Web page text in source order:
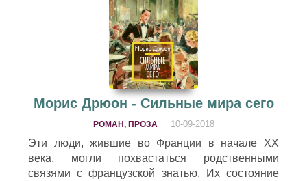
Морис Дрюон - Сильные мира сего
РОМАН, ПРОЗА 10-09-2018
Эти люди, жившие во Франции в начале XX
века, могли похвастаться родственными
связями с французской знатью. Их состояние